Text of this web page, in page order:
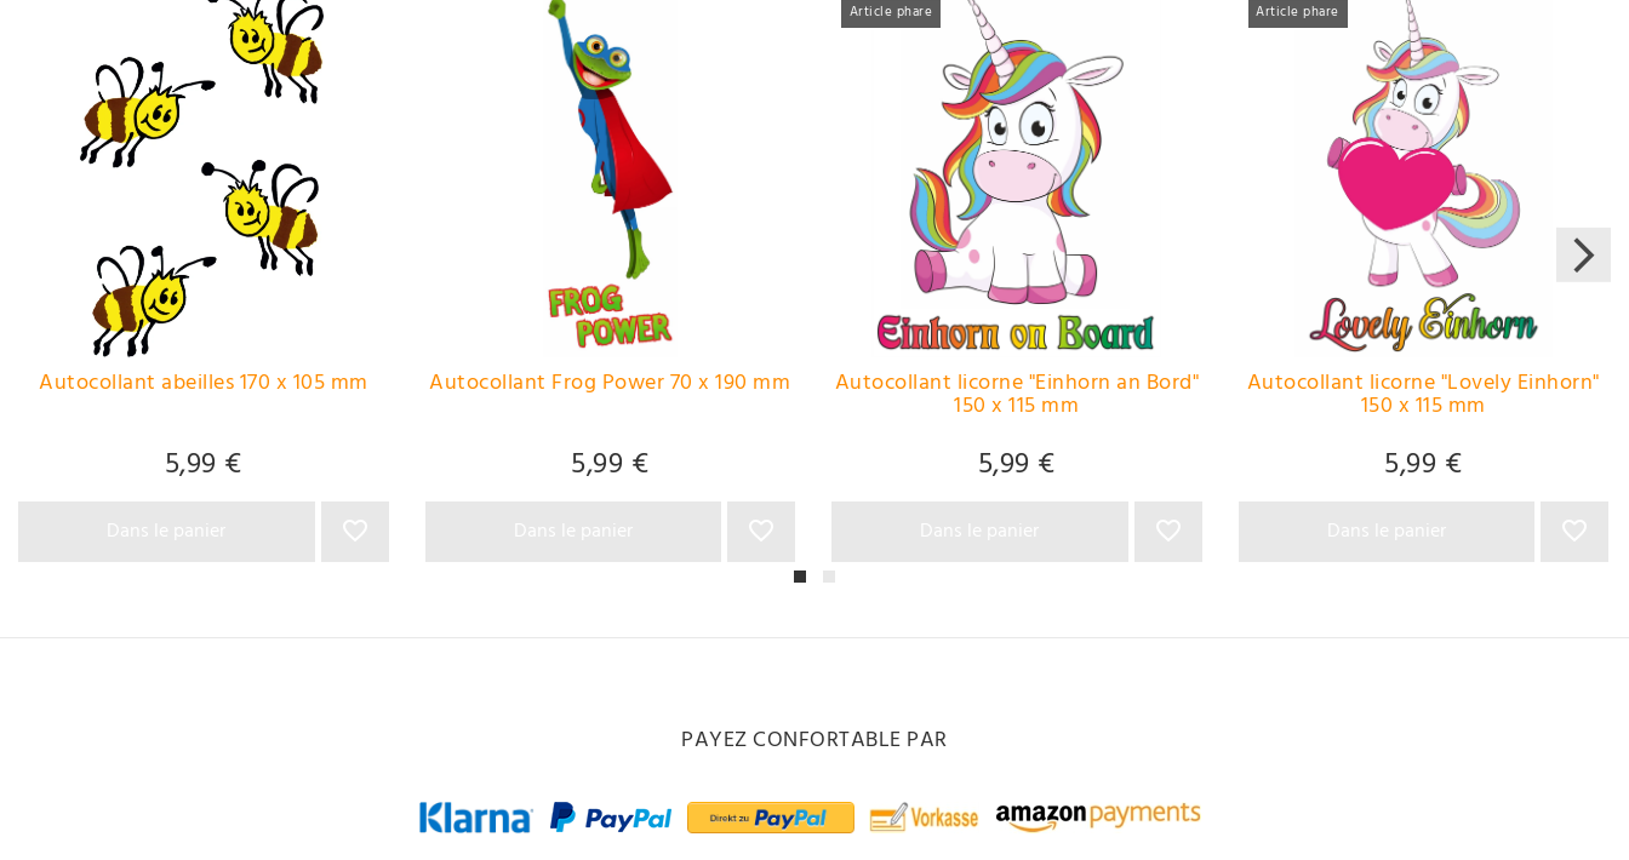
Autocollant abeilles 170 x 105 mm
5,99 €
Autocollant Frog Power 70 x 190 mm
5,99 €
Article phare
Autocollant licorne "Einhorn an Bord"
150 x 115 mm
5,99 €
Article phare
Autocollant licorne "Lovely Einhorn"
150 x 115 mm
5,99 €
PAYEZ CONFORTABLE PAR